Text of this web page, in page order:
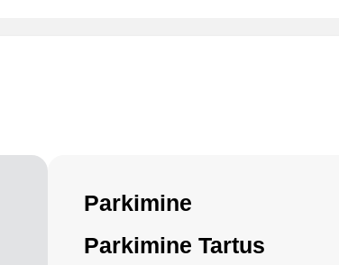
Parkimine
Parkimine Tartus